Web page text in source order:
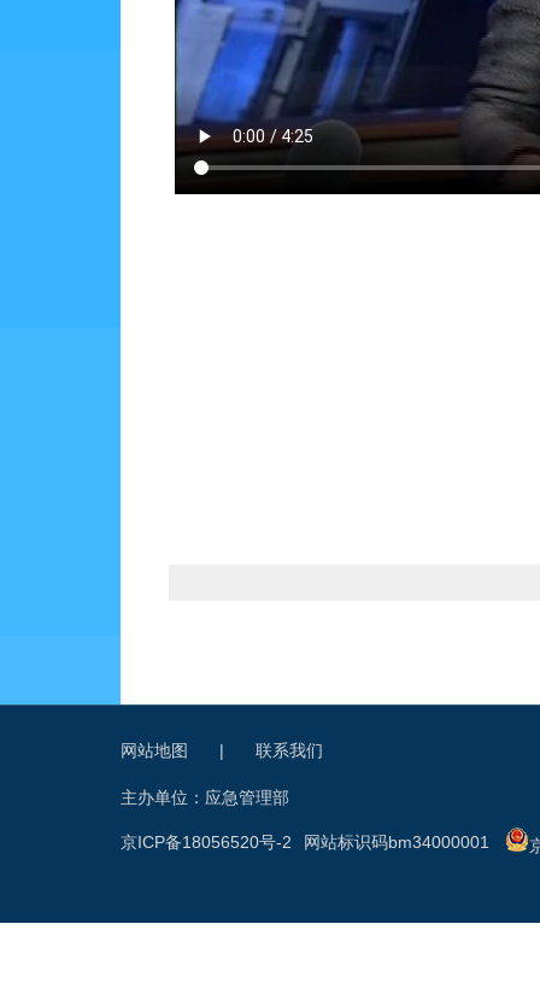
网站地图 | 联系我们
主办单位：应急管理部
网站标识码bm34000001
京ICP备18056520号-2